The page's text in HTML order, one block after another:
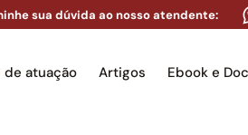
sua dúvida ao nosso atendente:
de atuação Artigos Ebook e